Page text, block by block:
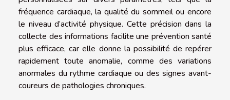
fréquence cardiaque, la qualité du sommeil ou encore
le niveau d’activité physique. Cette précision dans la
collecte des informations facilite une prévention santé
plus efficace, car elle donne la possibilité de repérer
rapidement toute anomalie, comme des variations
anormales du rythme cardiaque ou des signes avant-
coureurs de pathologies chroniques.